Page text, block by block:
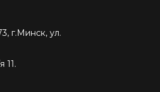
г.Минск, ул.
11.